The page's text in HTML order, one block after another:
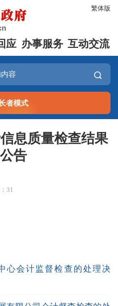
繁体版
应 办事服务 互动交流
者模式
息质量检查结果
告
31
心会计监督检查的处理决